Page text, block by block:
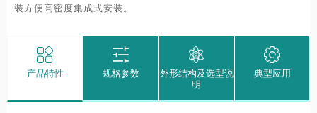
装方便高密度集成式安装。
产品特性 规格参数
外形结构及选型说
明
典型应用